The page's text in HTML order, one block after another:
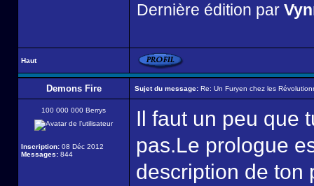
Dernière édition par
Haut
Demons Fire Sujet du message: Re: Un Furyen chez les
100 000 000 Berrys
Inscription: 08 Déc 2012
Messages: 844
Il faut un peu que
pas.Le prologue
description de ton